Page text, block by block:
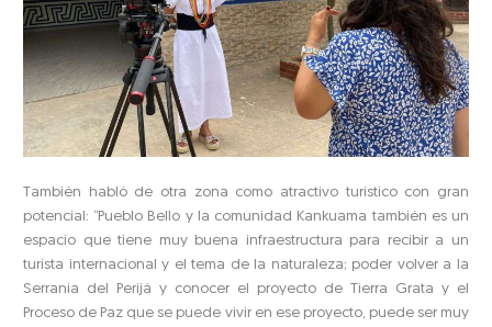
También habló de otra zona como atractivo turístico con gran
potencial: “Pueblo Bello y la comunidad Kankuama también es un
espacio que tiene muy buena infraestructura para recibir a un
turista internacional y el tema de la naturaleza; poder volver a la
Serranía del Perijá y conocer el proyecto de Tierra Grata y el
Proceso de Paz que se puede vivir en ese proyecto, puede ser muy